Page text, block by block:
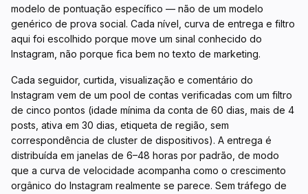
modelo de pontuação específico — não de um modelo
genérico de prova social. Cada nível, curva de entrega e filtro
aqui foi escolhido porque move um sinal conhecido do
Instagram, não porque fica bem no texto de marketing.
Cada seguidor, curtida, visualização e comentário do
Instagram vem de um pool de contas verificadas com um filtro
de cinco pontos (idade mínima da conta de 60 dias, mais de 4
posts, ativa em 30 dias, etiqueta de região, sem
correspondência de cluster de dispositivos). A entrega é
distribuída em janelas de 6–48 horas por padrão, de modo
que a curva de velocidade acompanha como o crescimento
orgânico do Instagram realmente se parece. Sem tráfego de